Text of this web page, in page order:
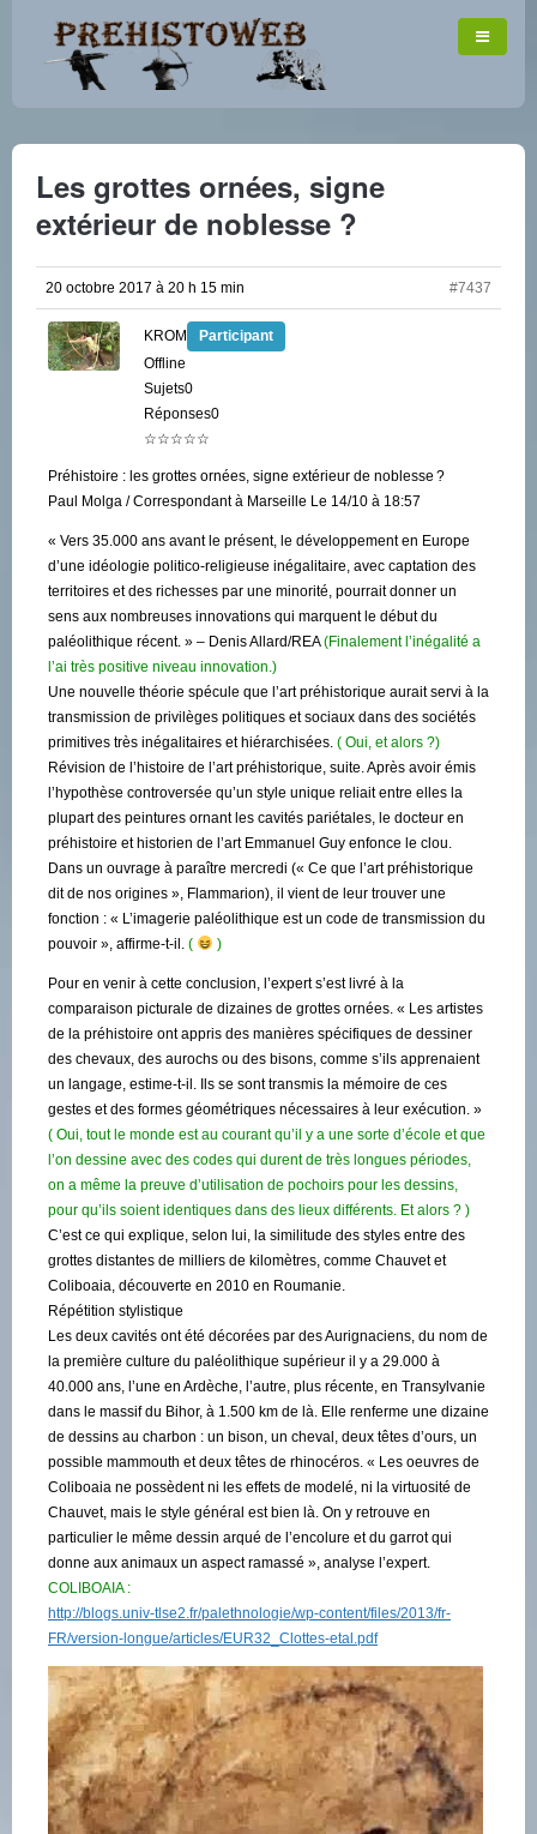
Les grottes ornées, signe
extérieur de noblesse ?
20 octobre 2017 à 20 h 15 min #7437
KROM
Participant
Offline
Sujets0
Réponses0
☆☆☆☆☆
Préhistoire : les grottes ornées, signe extérieur de noblesse ?
Paul Molga / Correspondant à Marseille Le 14/10 à 18:57
« Vers 35.000 ans avant le présent, le développement en Europe
d’une idéologie politico-religieuse inégalitaire, avec captation des
territoires et des richesses par une minorité, pourrait donner un
sens aux nombreuses innovations qui marquent le début du
paléolithique récent. » – Denis Allard/REA(Finalement l’inégalité a
l’ai très positive niveau innovation.)
Une nouvelle théorie spécule que l’art préhistorique aurait servi à la
transmission de privilèges politiques et sociaux dans des sociétés
primitives très inégalitaires et hiérarchisées. ( Oui, et alors ?)
Révision de l’histoire de l’art préhistorique, suite. Après avoir émis
l’hypothèse controversée qu’un style unique reliait entre elles la
plupart des peintures ornant les cavités pariétales, le docteur en
préhistoire et historien de l’art Emmanuel Guy enfonce le clou.
Dans un ouvrage à paraître mercredi (« Ce que l’art préhistorique
dit de nos origines », Flammarion), il vient de leur trouver une
fonction : « L’imagerie paléolithique est un code de transmission du
pouvoir », affirme-t-il. ( )
Pour en venir à cette conclusion, l’expert s’est livré à la
comparaison picturale de dizaines de grottes ornées. « Les artistes
de la préhistoire ont appris des manières spécifiques de dessiner
des chevaux, des aurochs ou des bisons, comme s’ils apprenaient
un langage, estime-t-il. Ils se sont transmis la mémoire de ces
gestes et des formes géométriques nécessaires à leur exécution. »
( Oui, tout le monde est au courant qu’il y a une sorte d’école et que
l’on dessine avec des codes qui durent de très longues périodes,
on a même la preuve d’utilisation de pochoirs pour les dessins,
pour qu’ils soient identiques dans des lieux différents. Et alors ? )
C’est ce qui explique, selon lui, la similitude des styles entre des
grottes distantes de milliers de kilomètres, comme Chauvet et
Coliboaia, découverte en 2010 en Roumanie.
Répétition stylistique
Les deux cavités ont été décorées par des Aurignaciens, du nom de
la première culture du paléolithique supérieur il y a 29.000 à
40.000 ans, l’une en Ardèche, l’autre, plus récente, en Transylvanie
dans le massif du Bihor, à 1.500 km de là. Elle renferme une dizaine
de dessins au charbon : un bison, un cheval, deux têtes d’ours, un
possible mammouth et deux têtes de rhinocéros. « Les oeuvres de
Coliboaia ne possèdent ni les effets de modelé, ni la virtuosité de
Chauvet, mais le style général est bien là. On y retrouve en
particulier le même dessin arqué de l’encolure et du garrot qui
donne aux animaux un aspect ramassé », analyse l’expert.
COLIBOAIA :
http://blogs.univ-tlse2.fr/palethnologie/wp-content/files/2013/fr-
FR/version-longue/articles/EUR32_Clottes-etal.pdf